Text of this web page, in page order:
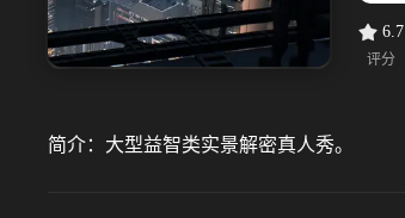
6.7
评分
简介： 大型益智类实景解密真人秀。